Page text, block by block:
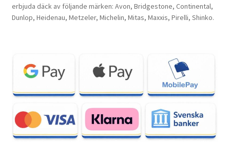
erbjuda däck av följande märken: Avon, Bridgestone, Continental,
Dunlop, Heidenau, Metzeler, Michelin, Mitas, Maxxis, Pirelli, Shinko.